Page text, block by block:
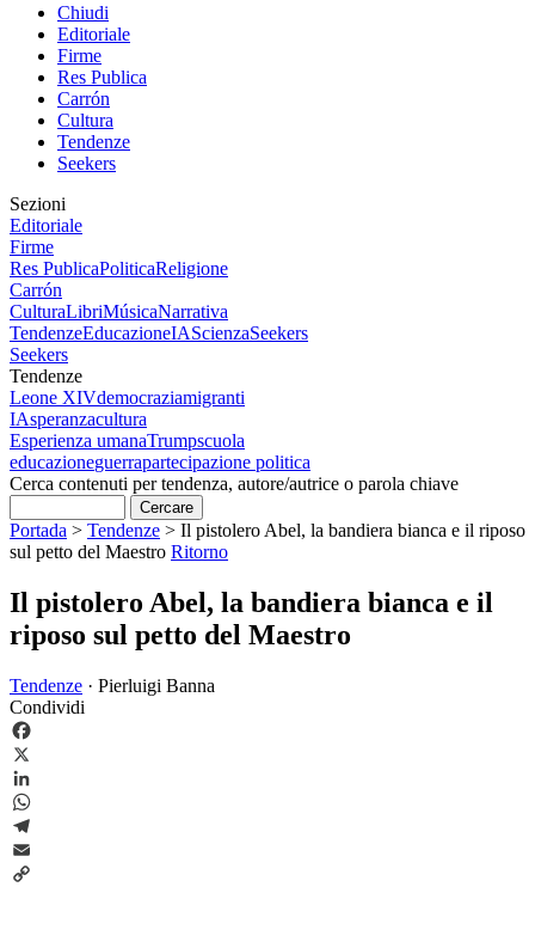
Chiudi
Editoriale
Firme
Res Publica
Carrón
Cultura
Tendenze
Seekers
Sezioni
Editoriale
Firme
Res PublicaPoliticaReligione
Carrón
CulturaLibriMúsicaNarrativa
TendenzeEducazioneIAScienzaSeekers
Seekers
Tendenze
Leone XIVdemocraziamigranti
IAsperanzacultura
Esperienza umanaTrumpscuola
educazioneguerrapartecipazione politica
Cerca contenuti per tendenza, autore/autrice o parola chiave
Portada > Tendenze > Il pistolero Abel, la bandiera bianca e il riposo
sul petto del Maestro Ritorno
Il pistolero Abel, la bandiera bianca e il
riposo sul petto del Maestro
Tendenze · Pierluigi Banna
Condividi
Facebook
X
LinkedIn
WhatsApp
Telegram
Email